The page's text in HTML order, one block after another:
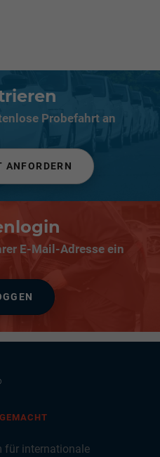
Probefahrt an
ANFORDERN
E-Mail-Adresse ein
für internationale